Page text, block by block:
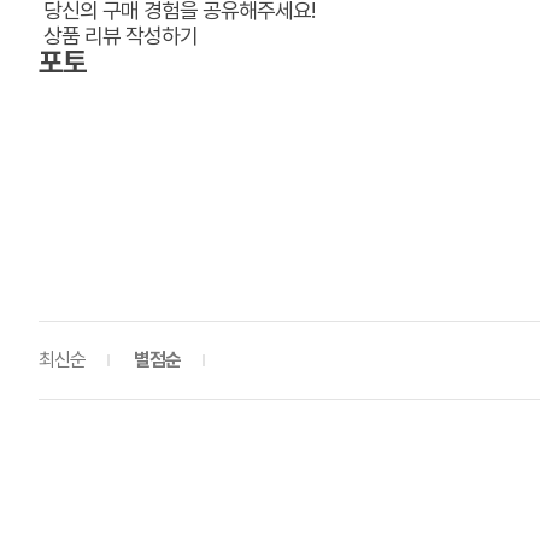
당신의 구매 경험을 공유해주세요!
상품 리뷰 작성하기
포토
최신순 별점순